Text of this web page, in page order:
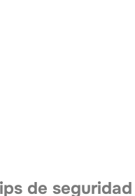
de seguridad